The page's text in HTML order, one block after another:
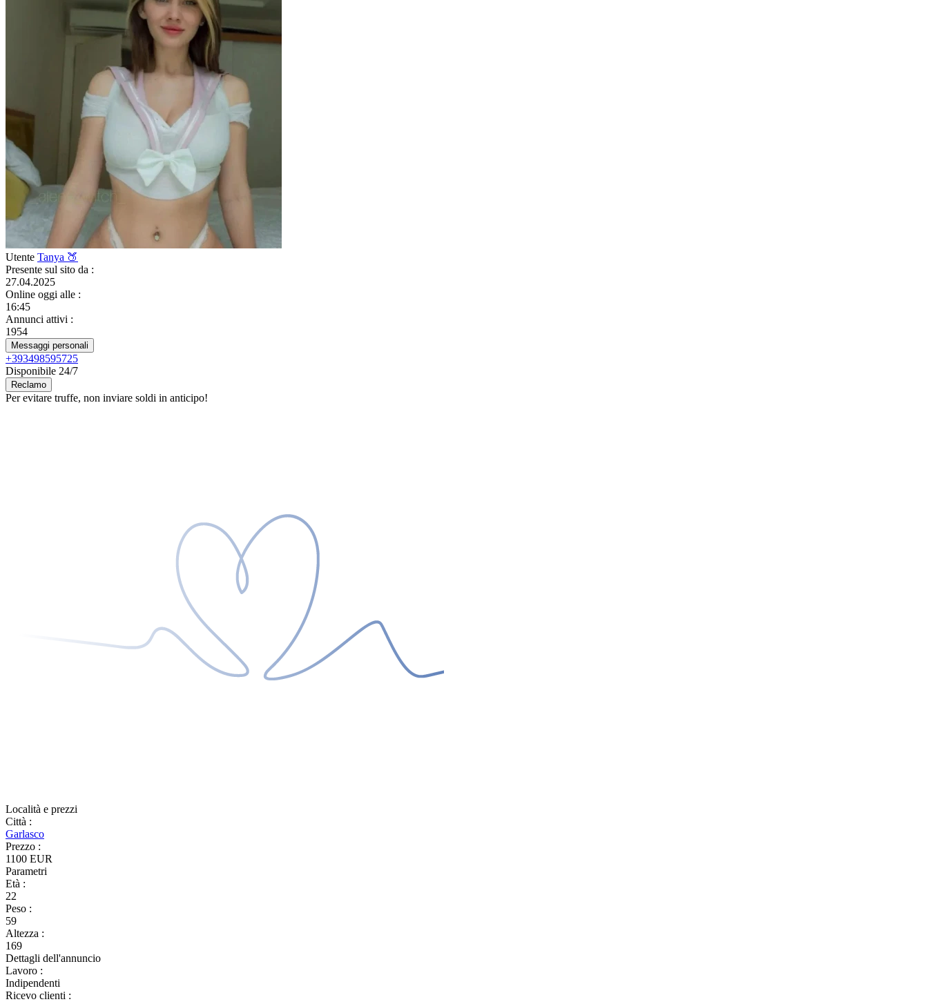
Utente Tanya 🍑
Presente sul sito da :
27.04.2025
Online oggi alle :
16:45
Annunci attivi :
1954
Messaggi personali
+393498595725
Disponibile 24/7
Reclamo
Per evitare truffe, non inviare soldi in anticipo!
Località e prezzi
Città :
Garlasco
Prezzo :
1100 EUR
Parametri
Età :
22
Peso :
59
Altezza :
169
Dettagli dell'annuncio
Lavoro :
Indipendenti
Ricevo clienti :